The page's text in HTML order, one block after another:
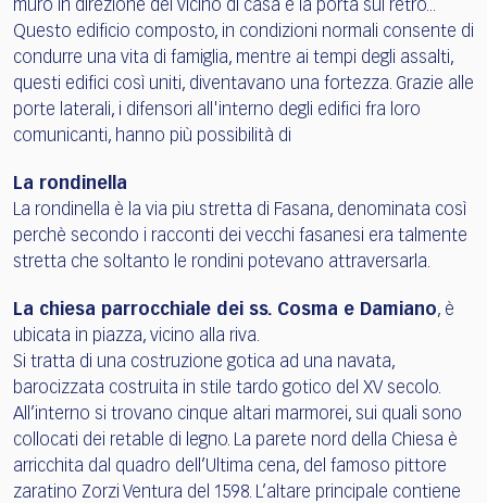
muro in direzione del vicino di casa e la porta sul retro...
Questo edificio composto, in condizioni normali consente di
condurre una vita di famiglia, mentre ai tempi degli assalti,
questi edifici così uniti, diventavano una fortezza. Grazie alle
porte laterali, i difensori all'interno degli edifici fra loro
comunicanti, hanno più possibilità di
La rondinella
La rondinella è la via piu stretta di Fasana, denominata così
perchè secondo i racconti dei vecchi fasanesi era talmente
stretta che soltanto le rondini potevano attraversarla.
La chiesa parrocchiale dei ss. Cosma e Damiano, è
ubicata in piazza, vicino alla riva.
Si tratta di una costruzione gotica ad una navata,
barocizzata costruita in stile tardo gotico del XV secolo.
All’interno si trovano cinque altari marmorei, sui quali sono
collocati dei retable di legno. La parete nord della Chiesa è
arricchita dal quadro dell’Ultima cena, del famoso pittore
zaratino Zorzi Ventura del 1598. L’altare principale contiene